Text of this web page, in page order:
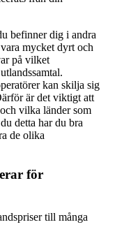
befinner dig i andra
mycket dyrt och
på vilket
kan skilja sig
är det viktigt att
vilka länder som
detta har du bra
de olika
för
till många